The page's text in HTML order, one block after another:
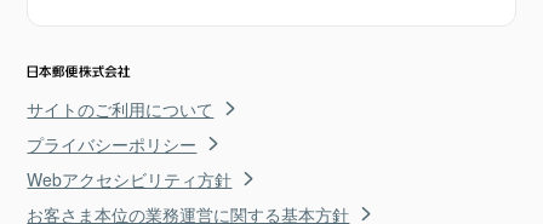
サイトのご利用について
プライバシーポリシー
Webアクセシビリティ方針
お客さま本位の業務運営に関する基本方針